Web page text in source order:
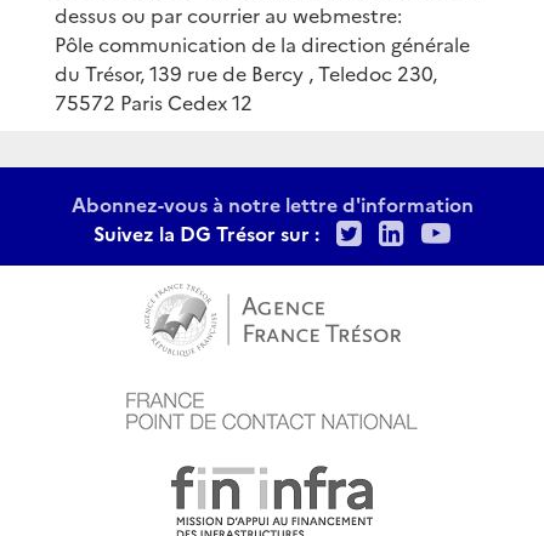
dessus ou par courrier au webmestre:
Pôle communication de la direction générale
du Trésor, 139 rue de Bercy , Teledoc 230,
75572 Paris Cedex 12
Abonnez-vous à notre lettre d'information
Suivez la DG Trésor sur :
TwitterLinkedIn